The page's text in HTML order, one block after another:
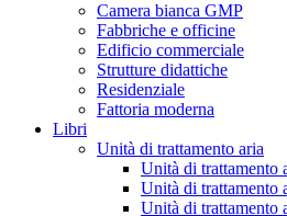
Camera bianca GMP
Fabbriche e officine
Edificio commerciale
Strutture didattiche
Residenziale
Fattoria moderna
Libri
Unità di trattamento aria
Unità di trattamento
Unità di trattamento
Unità di trattamento